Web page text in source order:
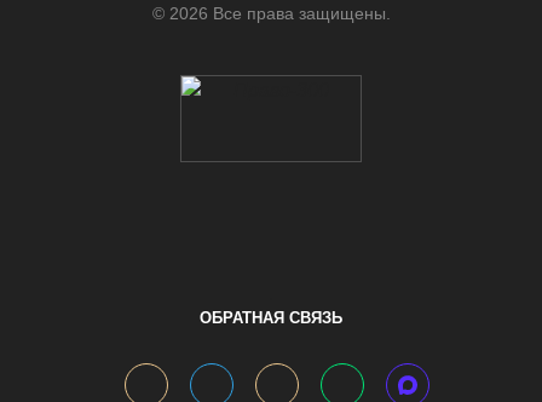
© 2026 Все права защищены.
ОБРАТНАЯ СВЯЗЬ